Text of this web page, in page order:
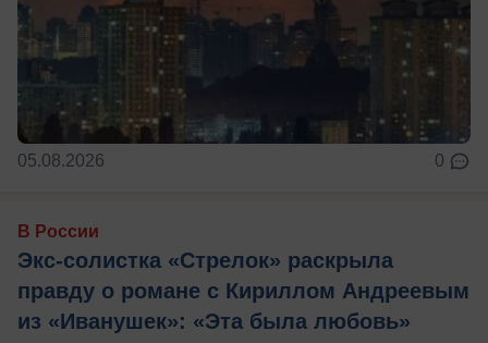
05.08.2026 0
В России
Экс-солистка «Стрелок» раскрыла
правду о романе с Кириллом Андреевым
из «Иванушек»: «Эта была любовь»